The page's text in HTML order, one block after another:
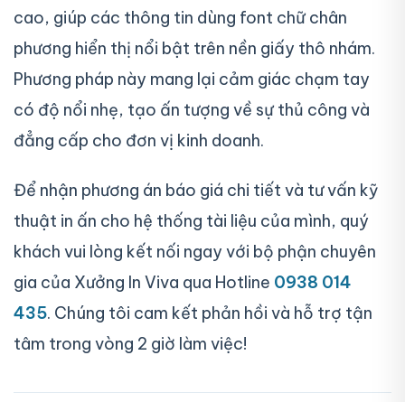
cao, giúp các thông tin dùng font chữ chân
phương hiển thị nổi bật trên nền giấy thô nhám.
Phương pháp này mang lại cảm giác chạm tay
có độ nổi nhẹ, tạo ấn tượng về sự thủ công và
đẳng cấp cho đơn vị kinh doanh.
Để nhận phương án báo giá chi tiết và tư vấn kỹ
thuật in ấn cho hệ thống tài liệu của mình, quý
khách vui lòng kết nối ngay với bộ phận chuyên
gia của Xưởng In Viva qua Hotline 0938 014
435. Chúng tôi cam kết phản hồi và hỗ trợ tận
tâm trong vòng 2 giờ làm việc!